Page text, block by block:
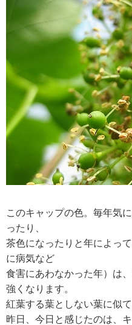
CONTACT
お
RECRUIT
求
会
このキャップの色。毎年気
ったり、
茶色になったりと年によっ
に病気など
食害にあわなかった年）は
強くなります。
紅葉する葉としない葉に似
昨日、今日と感じたのは、